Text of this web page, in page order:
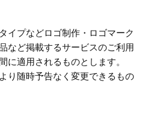
イプなどロゴ制作・ロゴマーク
など掲載するサービスのご利用
に適用されるものとします。
り随時予告なく変更できるもの